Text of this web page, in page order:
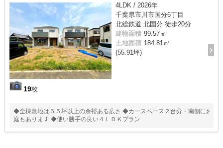
19枚
4LDK / 2026年
千葉県市川市国分6丁目
北総鉄道 北国分 徒歩20分
建物面積 99.57㎡
土地面積 184.81㎡
(55.91坪)
◆全棟敷地は５５坪以上の余裕ある広さ ◆カースペース２台分・南側にお
庭もあります ◆使い勝手の良い４ＬＤＫプラン